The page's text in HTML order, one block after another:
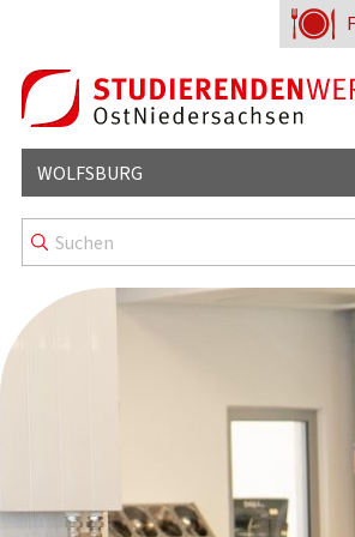
WOLFSBURG
BISTRO4U
HESSLINGER STRASSE